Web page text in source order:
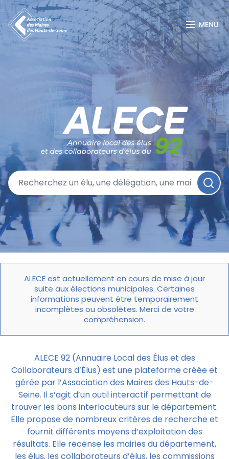
MENU
Annuaire local des élus et des collaborateurs d'élus du 92
ALECE est actuellement en cours de mise à jour
suite aux élections municipales. Certaines
informations peuvent être temporairement
incomplètes ou obsolètes. Merci de votre
compréhension.
ALECE 92 (Annuaire Local des Élus et des
Collaborateurs d’Élus) est une plateforme créée et
gérée par l’Association des Maires des Hauts-de-
Seine. Il s’agit d’un outil interactif permettant de
trouver les bons interlocuteurs sur le département.
Elle propose de nombreux critères de recherche et
fournit différents moyens d’exploitation des
résultats. Elle recense les mairies du département,
les élus, les collaborateurs d’élus, les commissions